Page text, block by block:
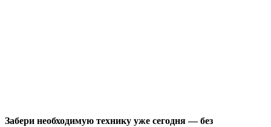
Забери необходимую технику уже сегодня — без